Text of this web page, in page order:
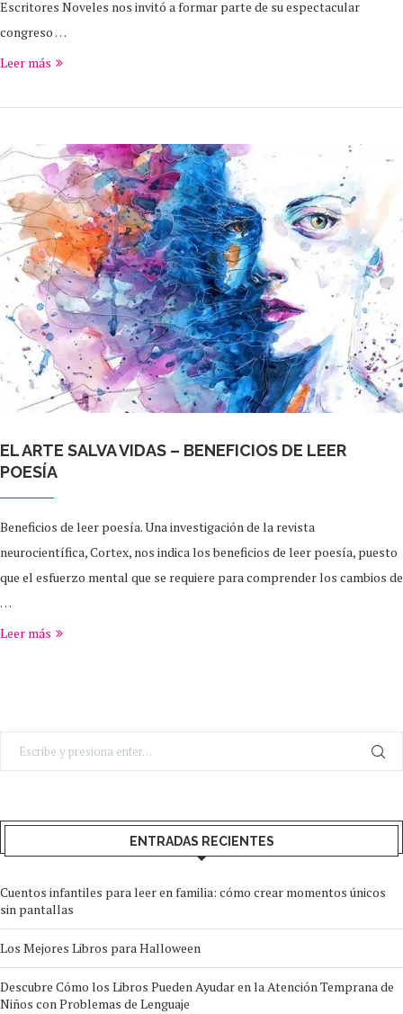
Escritores Noveles nos invitó a formar parte de su espectacular
congreso …
Leer más
EL ARTE SALVA VIDAS – BENEFICIOS DE LEER
POESÍA
Beneficios de leer poesía. Una investigación de la revista
neurocientífica, Cortex, nos indica los beneficios de leer poesía, puesto
que el esfuerzo mental que se requiere para comprender los cambios de
…
Leer más
ENTRADAS RECIENTES
Cuentos infantiles para leer en familia: cómo crear momentos únicos
sin pantallas
Los Mejores Libros para Halloween
Descubre Cómo los Libros Pueden Ayudar en la Atención Temprana de
Niños con Problemas de Lenguaje